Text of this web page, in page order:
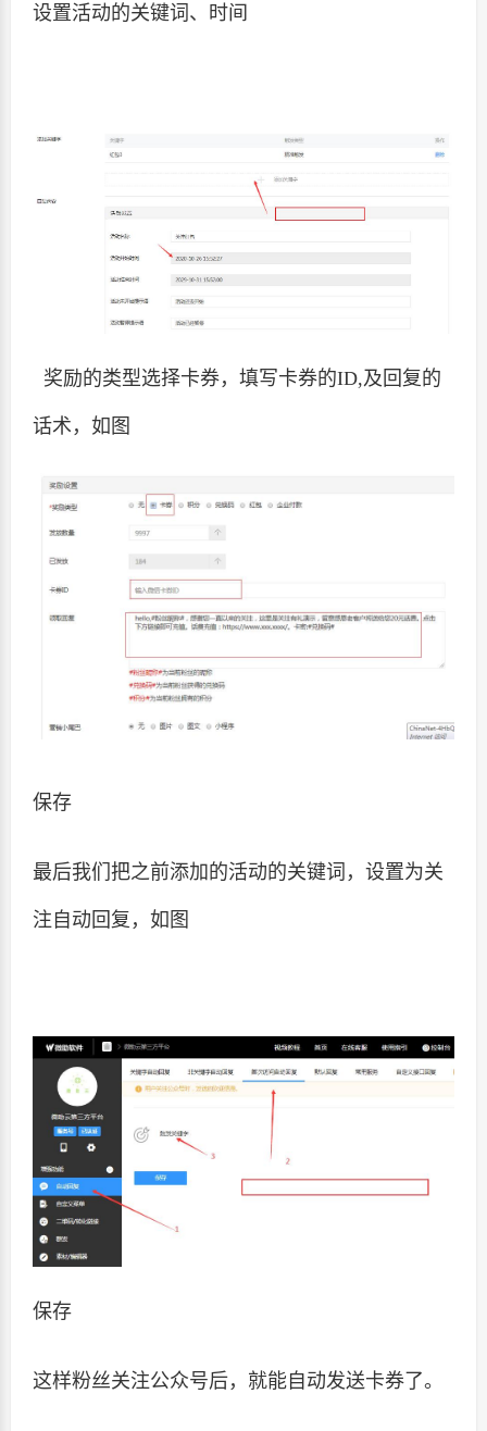
设置活动的关键词、时间
奖励的类型选择卡券，填写卡券的ID,及回复的
话术，如图
保存
最后我们把之前添加的活动的关键词，设置为关
注自动回复，如图
保存
这样粉丝关注公众号后，就能自动发送卡券了。